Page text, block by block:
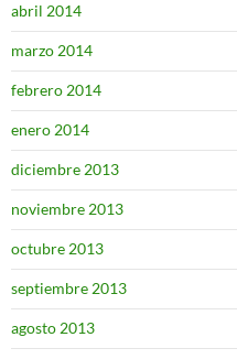
abril 2014
marzo 2014
febrero 2014
enero 2014
diciembre 2013
noviembre 2013
octubre 2013
septiembre 2013
agosto 2013